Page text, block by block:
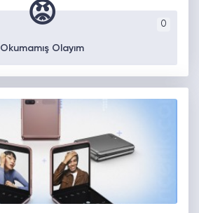
0
😡
Okumamış Olayım